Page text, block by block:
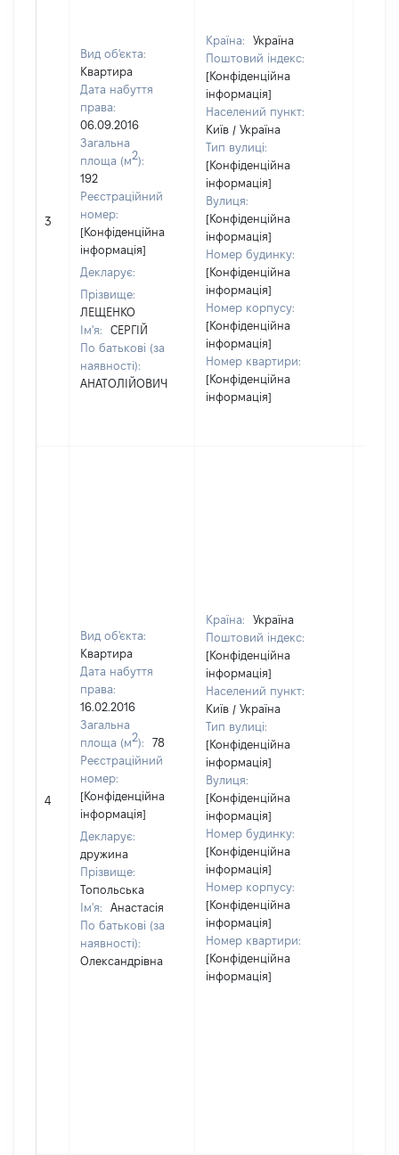
3
Вид об'єкта:
Квартира
Дата набуття
права:
06.09.2016
Загальна
площа (м2):
192
Реєстраційний
номер:
[Конфіденційна
інформація]
Декларує:
Прізвище:
ЛЕЩЕНКО
Ім'я:
СЕРГІЙ
По батькові (за
наявності):
АНАТОЛІЙОВИЧ
Країна:
Україна
Поштовий індекс:
[Конфіденційна
інформація]
Населений пункт:
Київ / Україна
Тип вулиці:
[Конфіденційна
інформація]
Вулиця:
[Конфіденційна
інформація]
Номер будинку:
[Конфіденційна
інформація]
Номер корпусу:
[Конфіденційна
інформація]
Номер квартири:
[Конфіденційна
інформація]
4
Вид об'єкта:
Квартира
Дата набуття
права:
16.02.2016
Загальна
площа (м2):
78
Реєстраційний
номер:
[Конфіденційна
інформація]
Декларує:
дружина
Прізвище:
Топольська
Ім'я:
Анастасія
По батькові (за
наявності):
Олександрівна
Країна:
Україна
Поштовий індекс:
[Конфіденційна
інформація]
Населений пункт:
Київ / Україна
Тип вулиці:
[Конфіденційна
інформація]
Вулиця:
[Конфіденційна
інформація]
Номер будинку:
[Конфіденційна
інформація]
Номер корпусу:
[Конфіденційна
інформація]
Номер квартири:
[Конфіденційна
інформація]